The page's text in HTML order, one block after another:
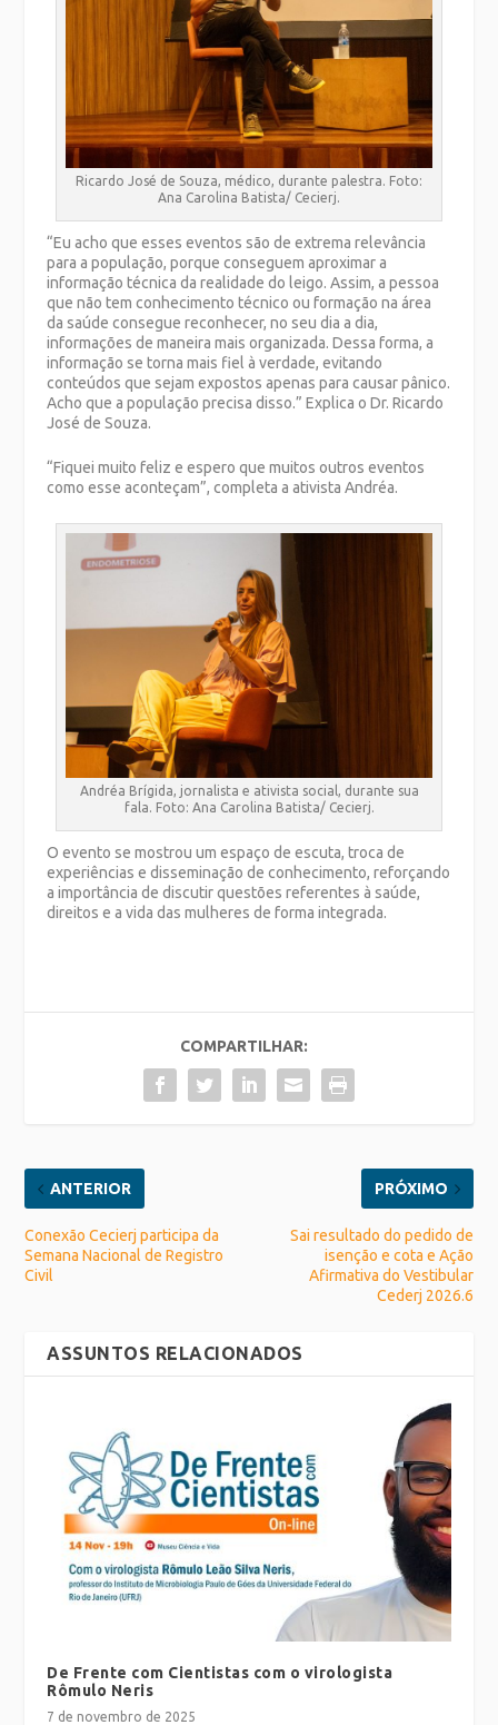
Ricardo José de Souza, médico, durante palestra. Foto:
Ana Carolina Batista/ Cecierj.
“Eu acho que esses eventos são de extrema relevância
para a população, porque conseguem aproximar a
informação técnica da realidade do leigo. Assim, a pessoa
que não tem conhecimento técnico ou formação na área
da saúde consegue reconhecer, no seu dia a dia,
informações de maneira mais organizada. Dessa forma, a
informação se torna mais fiel à verdade, evitando
conteúdos que sejam expostos apenas para causar pânico.
Acho que a população precisa disso.” Explica o Dr. Ricardo
José de Souza.
“Fiquei muito feliz e espero que muitos outros eventos
como esse aconteçam”, completa a ativista Andréa.
Andréa Brígida, jornalista e ativista social, durante sua
fala. Foto: Ana Carolina Batista/ Cecierj.
O evento se mostrou um espaço de escuta, troca de
experiências e disseminação de conhecimento, reforçando
a importância de discutir questões referentes à saúde,
direitos e a vida das mulheres de forma integrada.
COMPARTILHAR:
ANTERIOR
Conexão Cecierj participa da
Semana Nacional de Registro
Civil
PRÓXIMO
Sai resultado do pedido de
isenção e cota e Ação
Afirmativa do Vestibular
Cederj 2026.6
ASSUNTOS RELACIONADOS
De Frente com Cientistas com o virologista
Rômulo Neris
7 de novembro de 2025